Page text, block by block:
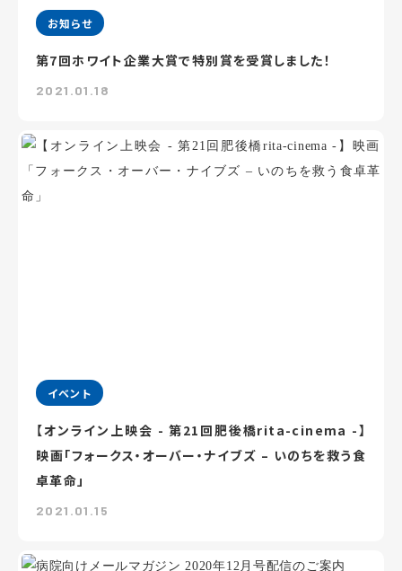
お知らせ
第7回ホワイト企業大賞で特別賞を受賞しました！
2021.01.18
イベント
【オンライン上映会 - 第21回肥後橋rita-cinema -】
映画「フォークス・オーバー・ナイブズ – いのちを救う食
卓革命」
2021.01.15